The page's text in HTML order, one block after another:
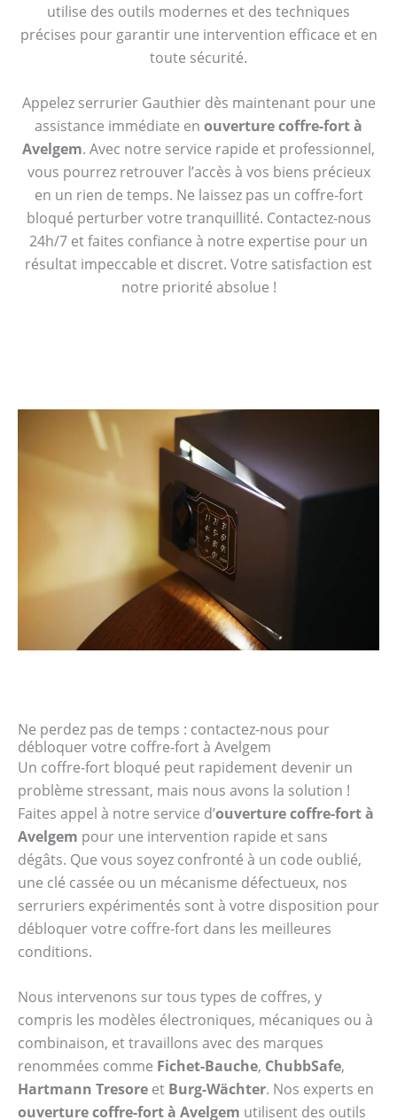
utilise des outils modernes et des techniques
précises pour garantir une intervention efficace et en
toute sécurité.
Appelez serrurier Gauthier dès maintenant pour une
assistance immédiate en ouverture coffre-fort à
Avelgem. Avec notre service rapide et professionnel,
vous pourrez retrouver l’accès à vos biens précieux
en un rien de temps. Ne laissez pas un coffre-fort
bloqué perturber votre tranquillité. Contactez-nous
24h/7 et faites confiance à notre expertise pour un
résultat impeccable et discret. Votre satisfaction est
notre priorité absolue !
Ne perdez pas de temps : contactez-nous pour
débloquer votre coffre-fort à Avelgem
Un coffre-fort bloqué peut rapidement devenir un
problème stressant, mais nous avons la solution !
Faites appel à notre service d’ouverture coffre-fort à
Avelgem pour une intervention rapide et sans
dégâts. Que vous soyez confronté à un code oublié,
une clé cassée ou un mécanisme défectueux, nos
serruriers expérimentés sont à votre disposition pour
débloquer votre coffre-fort dans les meilleures
conditions.
Nous intervenons sur tous types de coffres, y
compris les modèles électroniques, mécaniques ou à
combinaison, et travaillons avec des marques
renommées comme Fichet-Bauche, ChubbSafe,
Hartmann Tresore et Burg-Wächter. Nos experts en
ouverture coffre-fort à Avelgem utilisent des outils